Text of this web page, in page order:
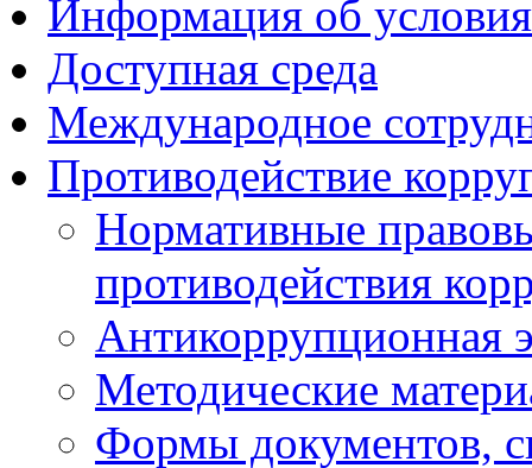
Информация об
Доступная среда
Международное
Противодействие
Нормативные
противодействия
Антикоррупционная
Методические
Формы документов,